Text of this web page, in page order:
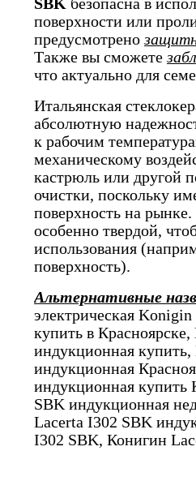
SBK безопасна в
поверхности или
предусмотрено
Также вы сможете
что актуально для
Итальянская
абсолютную
к рабочим
механическому
кастрюль или другой
очистки, поскольку
поверхность на
особенно твердой,
использования
поверхность).
Альтернативные
электрическая
купить в
индукционная
индукционная
индукционная купить
SBK индукционная
Lacerta I302 SBK
I302 SBK, Конигин